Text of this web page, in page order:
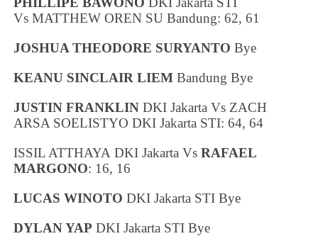
Vs MATTHEW OREN SUBandung: 62, 61
JOSHUA THEODORE SURYANTO Bye
KEANU SINCLAIR LIEM Bandung Bye
JUSTIN FRANKLIN DKI Jakarta Vs ZACH
ARSA SOELISTYODKI Jakarta STI: 64, 64
ISSIL ATTHAYADKI Jakarta VsRAFAEL
MARGONO: 16, 16
LUCAS WINOTO DKI Jakarta STI Bye
DYLAN YAP DKI Jakarta STI Bye